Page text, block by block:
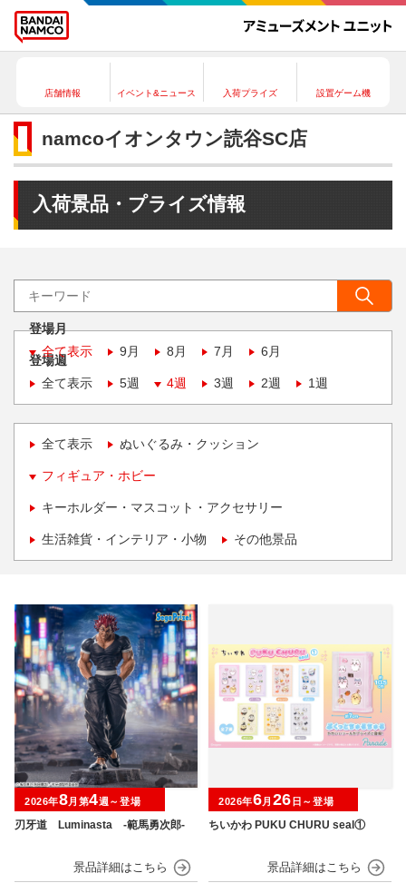
店舗情報 イベント&ニュース 入荷プライズ 設置ゲーム機
namcoイオンタウン読谷SC店
入荷景品・プライズ情報
登場月
全て表示
9月 8月 7月 6月
登場週
全て表示
5週 4週 3週 2週 1週
全て表示 ぬいぐるみ・クッション
フィギュア・ホビー
キーホルダー・マスコット・アクセサリー
生活雑貨・インテリア・小物 その他景品
刃牙道 Luminasta ‐範馬勇次郎‐
2026年8月第4週～登場
ちいかわ PUKU CHURU seal①
2026年6月 26 日～登場